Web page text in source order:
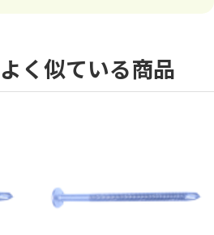
く似ている商品